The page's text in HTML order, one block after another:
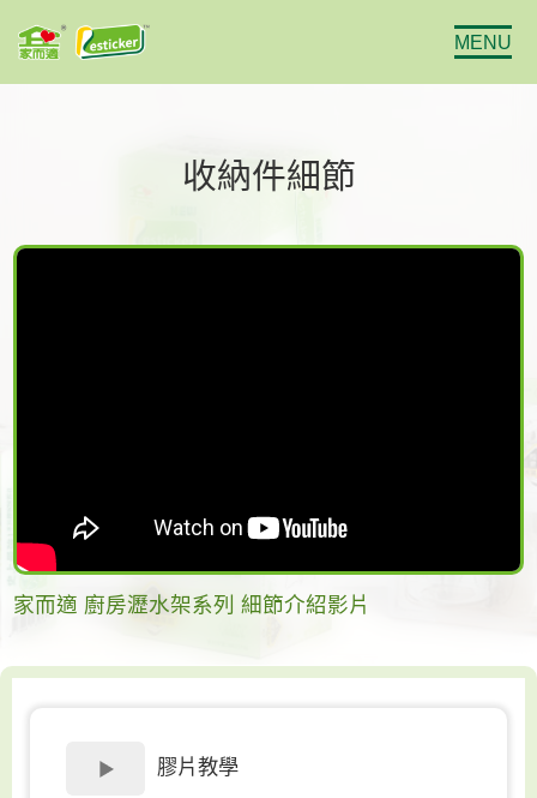
MENU
收納件細節
家而適 廚房瀝水架系列 細節介紹影片
膠片教學